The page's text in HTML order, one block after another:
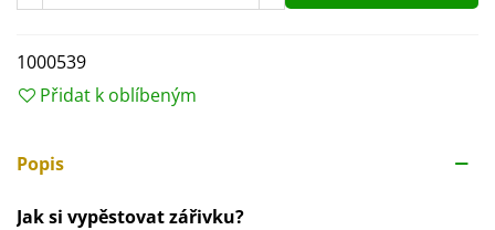
1000539
Přidat k oblíbeným
Popis
Jak si vypěstovat zářivku?